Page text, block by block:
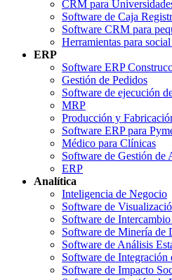
CRM para
Software de Caja
Software CRM para
Herramientas para
ERP
Software ERP
Gestión de Pedidos
Software de ejecución
MRP
Producción y
Software ERP para
Médico para Clínicas
Software de Gestión de
ERP
Analítica
Inteligencia de Negocio
Software de
Software de
Software de Minería de
Software de Análisis
Software de Integración
Software de Impacto